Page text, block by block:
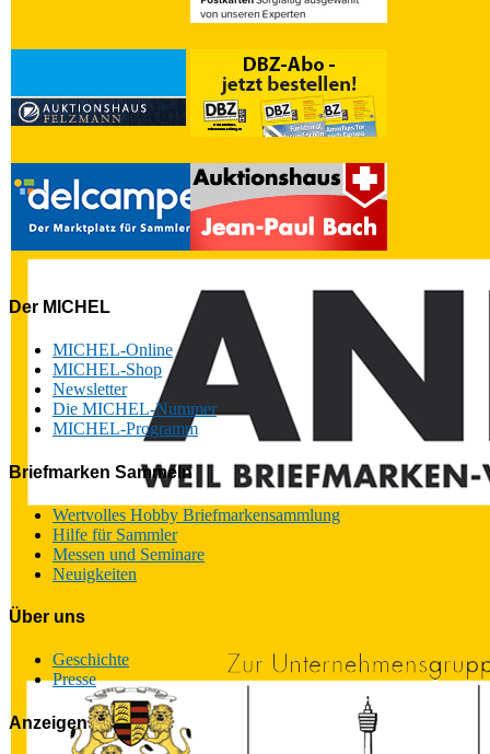
Der MICHEL
MICHEL-Online
MICHEL-Shop
Newsletter
Die MICHEL-Nummer
MICHEL-Programm
Briefmarken Sammeln
Wertvolles Hobby Briefmarkensammlung
Hilfe für Sammler
Messen und Seminare
Neuigkeiten
Über uns
Geschichte
Presse
Anzeigen